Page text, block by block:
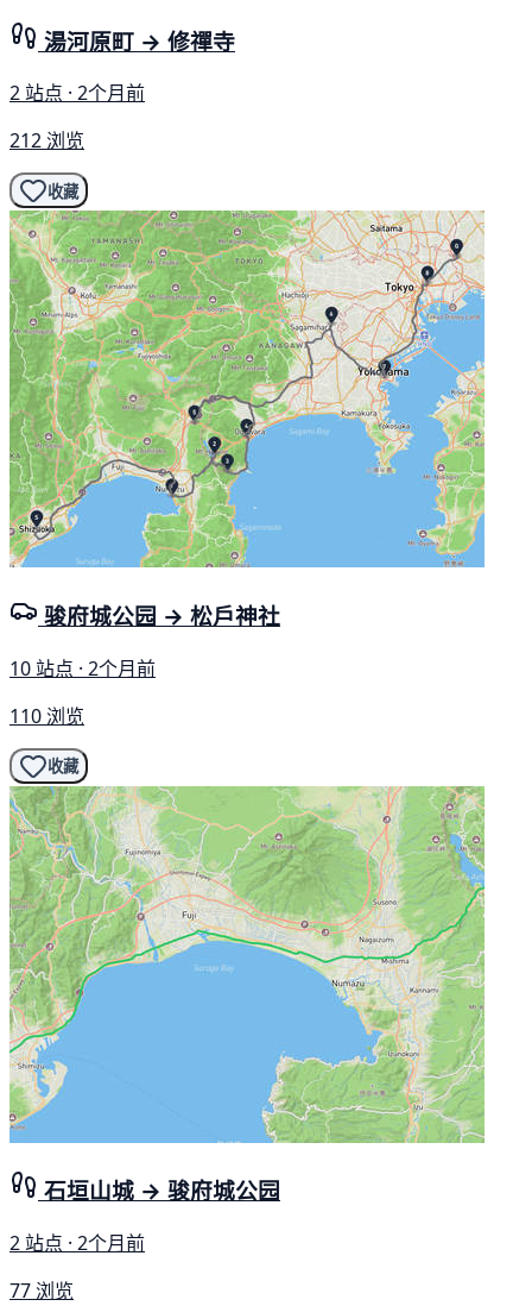
湯河原町 → 修禪寺
2 站点 · 2个月前
212 浏览
收藏
骏府城公园 → 松戶神社
10 站点 · 2个月前
110 浏览
收藏
石垣山城 → 骏府城公园
2 站点 · 2个月前
77 浏览